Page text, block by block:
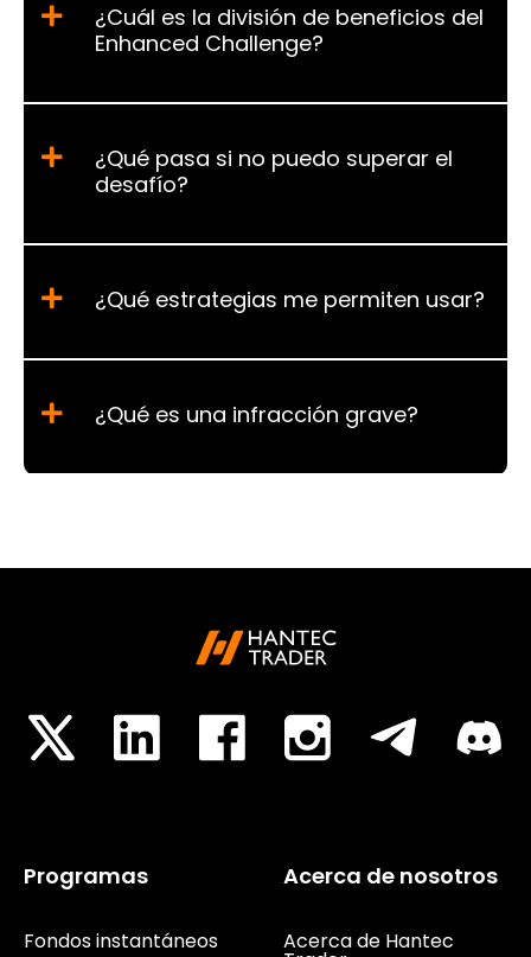
¿Cuál es la división de beneficios del
Enhanced Challenge?
¿Qué pasa si no puedo superar el
desafío?
¿Qué estrategias me permiten usar?
¿Qué es una infracción grave?
Programas
Fondos instantáneos
Acerca de nosotros
Acerca de Hantec